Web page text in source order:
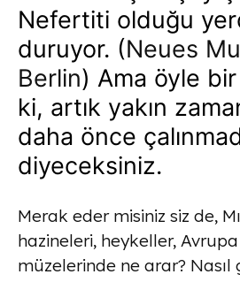
Nefertiti olduğu
duruyor. (Neues
Berlin) Ama öyle
ki, artık yakın
daha önce
diyeceksiniz.
Merak eder misiniz siz de,
hazineleri, heykeller,
müzelerinde ne arar?